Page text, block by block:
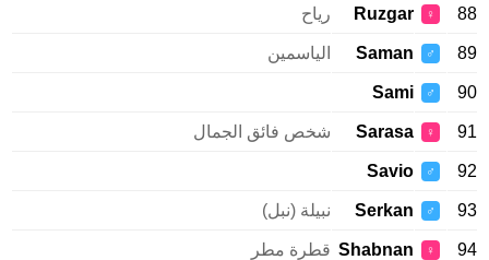
88
♀
Ruzgar رياح
89
♂
Saman الياسمين
90
♂
Sami
91
♀
Sarasa شخص فائق الجمال
92
♂
Savio
93
♂
Serkan نبيلة (نبل)
94
♀
Shabnan قطرة مطر